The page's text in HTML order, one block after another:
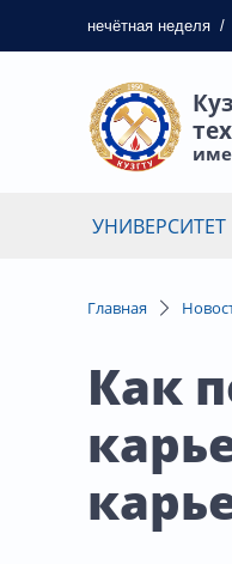
нечётная неделя /
УНИВЕРСИТЕТ
Главная
Как